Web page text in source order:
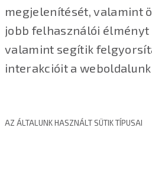
megjelenítését, valamint
jobb felhasználói élményt
valamint segítik
interakcióit a
AZ ÁLTALUNK HASZNÁLT SÜTIK TÍPUSAI